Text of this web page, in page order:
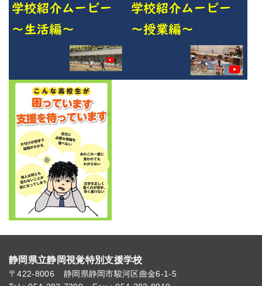
静岡県立静岡視覚特別支援学校
〒422-8006
静岡県静岡市駿河区曲金6-1-5